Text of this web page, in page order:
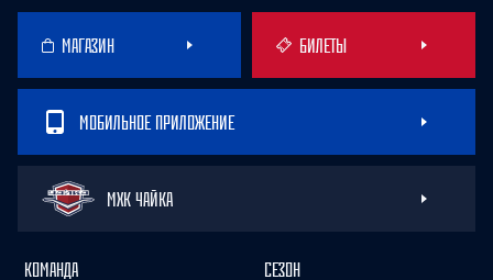
МАГАЗИН БИЛЕТЫ
МОБИЛЬНОЕ ПРИЛОЖЕНИЕ
МХК ЧАЙКА
КОМАНДА СЕЗОН